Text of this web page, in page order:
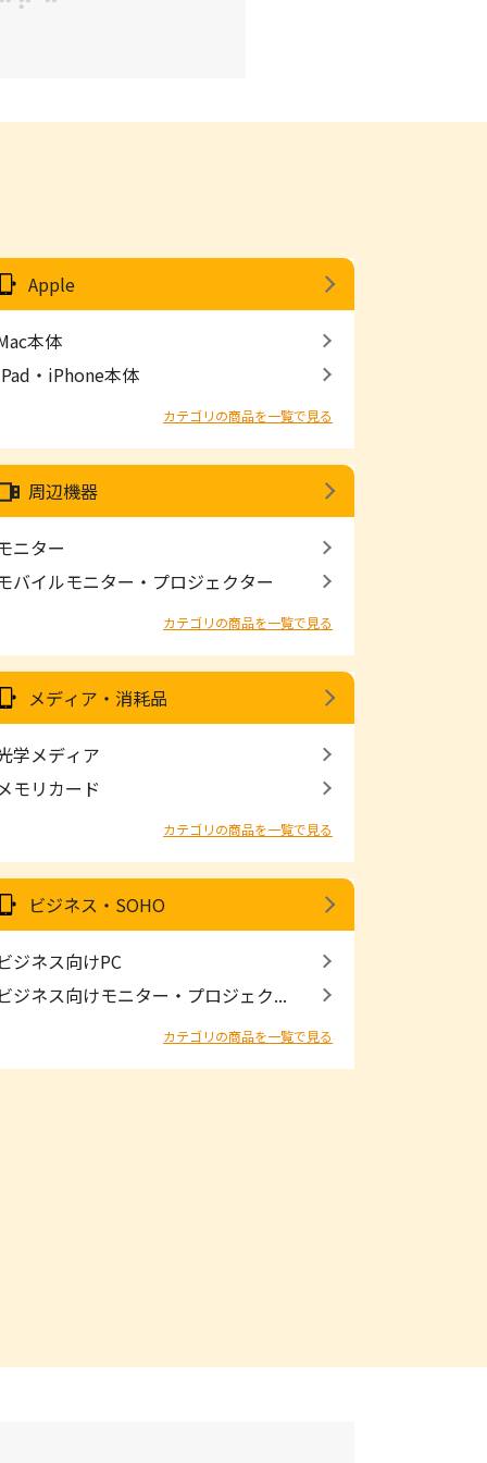
Apple
本体
・iPhone本体
カテゴリの商品を一覧で見る
周辺機器
ニター
バイルモニター・プロジェクター
カテゴリの商品を一覧で見る
メディア・消耗品
学メディア
モリカード
カテゴリの商品を一覧で見る
ビジネス・SOHO
ジネス向けPC
ジネス向けモニター・プロジェク...
カテゴリの商品を一覧で見る